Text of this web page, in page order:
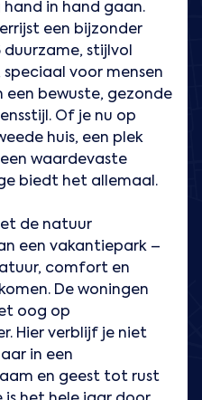
in hand gaan.
een bijzonder
stijlvol
voor mensen
een bewuste, gezonde
Of je nu op
huis, een plek
waardevaste
biedt het allemaal.
de natuur
een vakantiepark –
comfort en
De woningen
oog op
Hier verblijf je niet
in een
en geest tot rust